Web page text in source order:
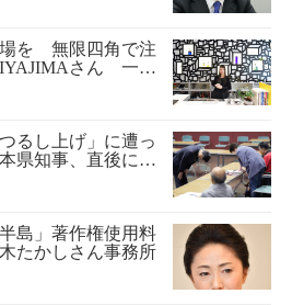
を 無限四角で注
さん 一聞
るし上げ」に遭っ
県知事、直後に謝
島」著作権使用料
たかしさん事務所